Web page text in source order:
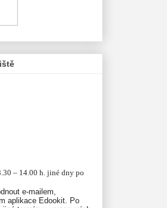
– 14.00 h. jiné dny po
e-mailem,
aplikace Edookit. Po